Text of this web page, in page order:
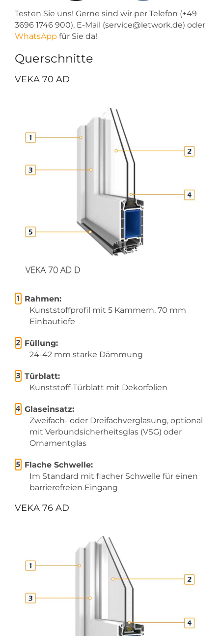
Testen Sie uns! Gerne sind wir per Telefon (+49
3696 1746 900), E-Mail (service@letwork.de) oder
WhatsApp für Sie da!
Querschnitte
VEKA 70 AD
Rahmen:
Kunststoffprofil mit 5 Kammern, 70 mm
Einbautiefe
Füllung:
24-42 mm starke Dämmung
Türblatt:
Kunststoff-Türblatt mit Dekorfolien
Glaseinsatz:
Zweifach- oder Dreifachverglasung, optional
mit Verbundsicherheitsglas (VSG) oder
Ornamentglas
Flache Schwelle:
Im Standard mit flacher Schwelle für einen
barrierefreien Eingang
VEKA 76 AD